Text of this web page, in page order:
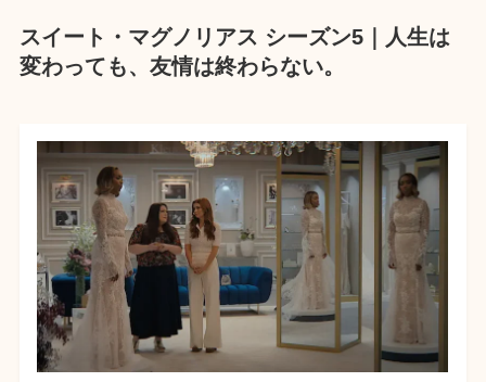
スイート・マグノリアス シーズン5｜人生は
変わっても、友情は終わらない。